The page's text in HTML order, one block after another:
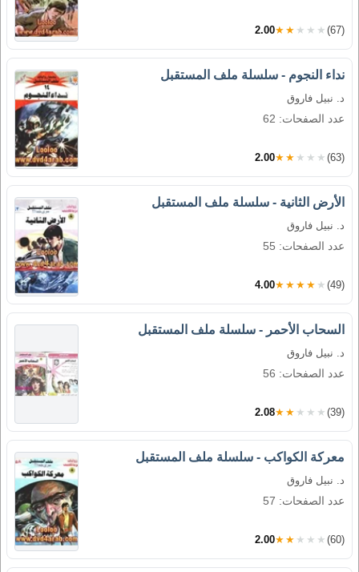
2.00★★★★★ (67)
نداء النجوم - سلسلة ملف المستقبل
د. نبيل فاروق
عدد الصفحات: 62
2.00★★★★★ (63)
الأرض الثانية - سلسلة ملف المستقبل
د. نبيل فاروق
عدد الصفحات: 55
4.00★★★★★ (49)
السحاب الأحمر - سلسلة ملف المستقبل
د. نبيل فاروق
عدد الصفحات: 56
2.08★★★★★ (39)
معركة الكواكب - سلسلة ملف المستقبل
د. نبيل فاروق
عدد الصفحات: 57
2.00★★★★★ (60)